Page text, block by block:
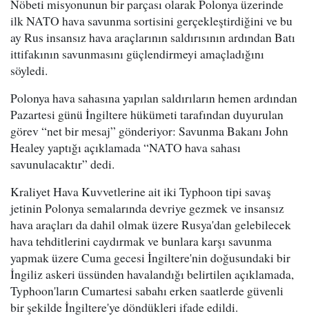
Nöbeti misyonunun bir parçası olarak Polonya üzerinde
ilk NATO hava savunma sortisini gerçekleştirdiğini ve bu
ay Rus insansız hava araçlarının saldırısının ardından Batı
ittifakının savunmasını güçlendirmeyi amaçladığını
söyledi.
Polonya hava sahasına yapılan saldırıların hemen ardından
Pazartesi günü İngiltere hükümeti tarafından duyurulan
görev “net bir mesaj” gönderiyor: Savunma Bakanı John
Healey yaptığı açıklamada “NATO hava sahası
savunulacaktır” dedi.
Kraliyet Hava Kuvvetlerine ait iki Typhoon tipi savaş
jetinin Polonya semalarında devriye gezmek ve insansız
hava araçları da dahil olmak üzere Rusya'dan gelebilecek
hava tehditlerini caydırmak ve bunlara karşı savunma
yapmak üzere Cuma gecesi İngiltere'nin doğusundaki bir
İngiliz askeri üssünden havalandığı belirtilen açıklamada,
Typhoon'ların Cumartesi sabahı erken saatlerde güvenli
bir şekilde İngiltere'ye döndükleri ifade edildi.